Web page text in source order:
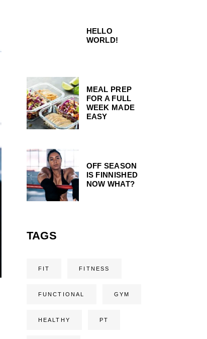
HELLO
WORLD!
MEAL PREP
FOR A FULL
WEEK MADE
EASY
OFF SEASON
IS FINNISHED
NOW WHAT?
TAGS
FIT FITNESS
FUNCTIONAL GYM
HEALTHY PT